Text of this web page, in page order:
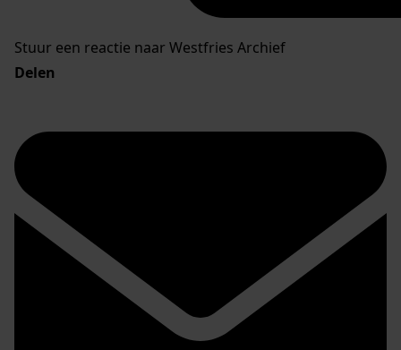
Stuur een reactie naar Westfries Archief
Delen